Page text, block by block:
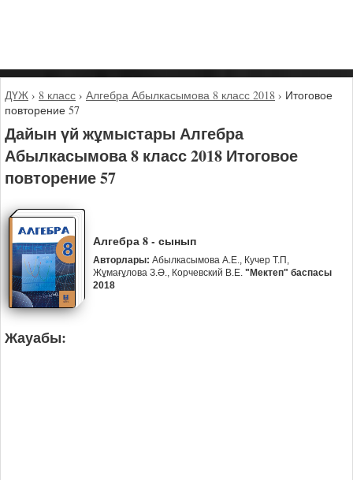
ДҮЖ › 8 класс › Алгебра Абылкасымова 8 класс 2018 › Итоговое
повторение 57
Дайын үй жұмыстары Алгебра
Абылкасымова 8 класс 2018 Итоговое
повторение 57
Алгебра 8 - сынып
Авторлары: Абылкасымова А.Е., Кучер Т.П,
Жұмағұлова З.Ә., Корчевский В.Е. "Мектеп" баспасы
2018
Жауабы: